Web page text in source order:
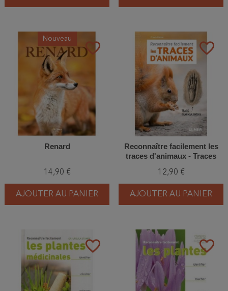
favorite_border
Nouveau
Renard
14,90 €
AJOUTER AU PANIER
favorite_border
Reconnaître facilement les
traces d'animaux - Traces
12,90 €
AJOUTER AU PANIER
favorite_border favorite_border